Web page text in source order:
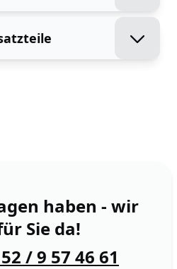
haben - wir
Sie da!
/ 9 57 46 61